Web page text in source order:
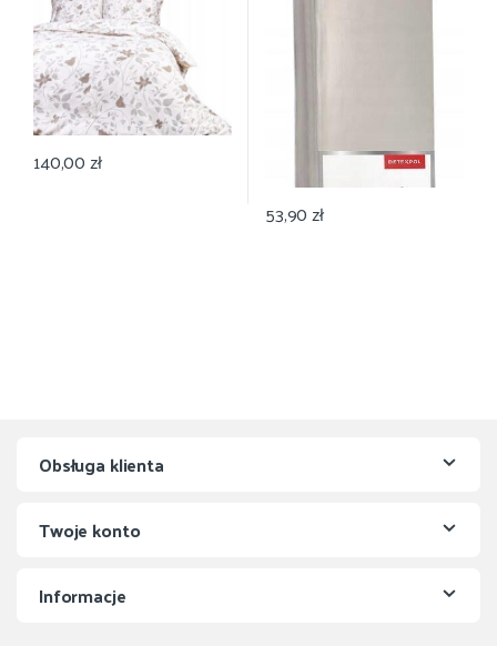
140,00zł
53,90zł
Obsługa klienta
Twoje konto
Informacje